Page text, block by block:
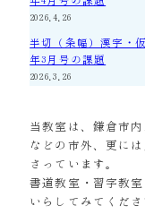
2026.4.26
半切（条幅）漢字・
年3月号の課題
2026.3.26
当教室は、鎌倉市
などの市外、更に
さっています。
書道教室・習字教
いらしてみてくださ